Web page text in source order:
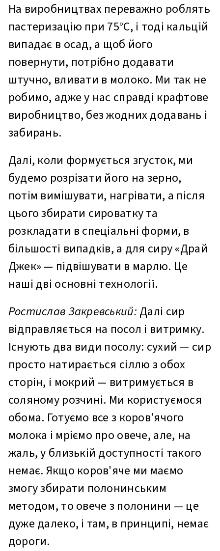
На виробництвах переважно роблять
пастеризацію при 75°C, і тоді кальцій
випадає в осад, а щоб його
повернути, потрібно додавати
штучно, вливати в молоко. Ми так не
робимо, адже у нас справді крафтове
виробництво, без жодних додавань і
забирань.
Далі, коли формується згусток, ми
будемо розрізати його на зерно,
потім вимішувати, нагрівати, а після
цього збирати сироватку та
розкладати в спеціальні форми, в
більшості випадків, а для сиру «Драй
Джек» — підвішувати в марлю. Це
наші дві основні технології.
Ростислав Закревський: Далі сир
відправляється на посол і витримку.
Існують два види посолу: сухий — сир
просто натирається сіллю з обох
сторін, і мокрий — витримується в
соляному розчині. Ми користуємося
обома. Готуємо все з коров'ячого
молока і мріємо про овече, але, на
жаль, у близькій доступності такого
немає. Якщо коров'яче ми маємо
змогу збирати полонинським
методом, то овече з полонини — це
дуже далеко, і там, в принципі, немає
дороги.